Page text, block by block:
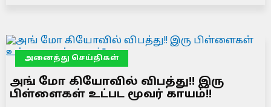
அனைத்து செய்திகள்
அங் மோ கியோவில் விபத்து!! இரு
பிள்ளைகள் உட்பட மூவர் காயம்!!